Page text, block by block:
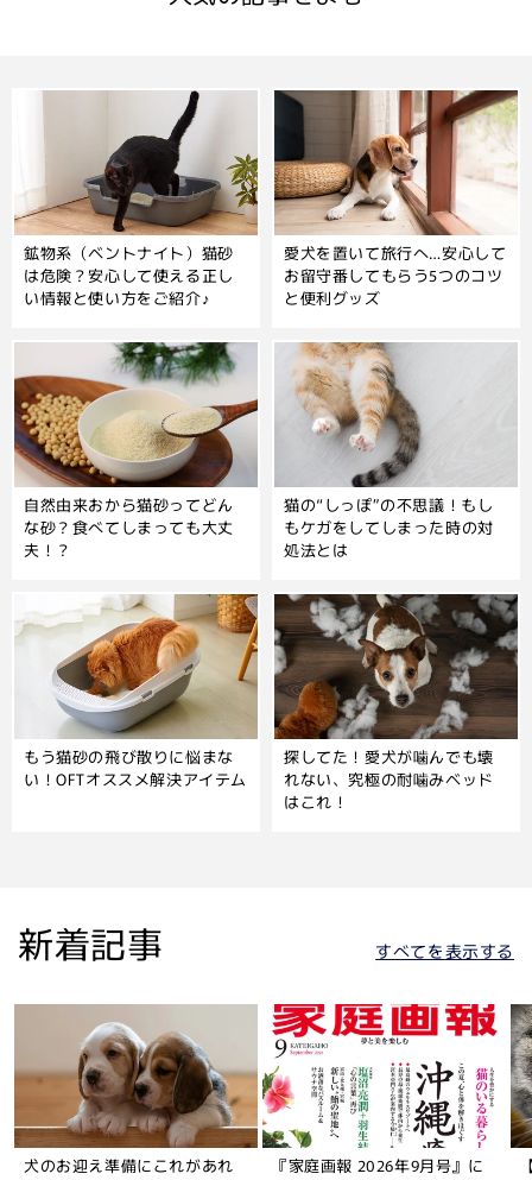
鉱物系（ベントナイト）猫砂
は危険？安心して使える正し
い情報と使い方をご紹介♪
愛犬を置いて旅行へ…安心して
お留守番してもらう5つのコツ
と便利グッズ
自然由来おから猫砂ってどん
な砂？食べてしまっても大丈
夫！？
猫の“しっぽ”の不思議！もし
もケガをしてしまった時の対
処法とは
もう猫砂の飛び散りに悩まな
い！OFTオススメ解決アイテム
探してた！愛犬が噛んでも壊
れない、究極の耐噛みベッド
はこれ！
新着記事 すべてを表示する
犬のお迎え準備にこれがあれ
『家庭画報 2026年9月号』に